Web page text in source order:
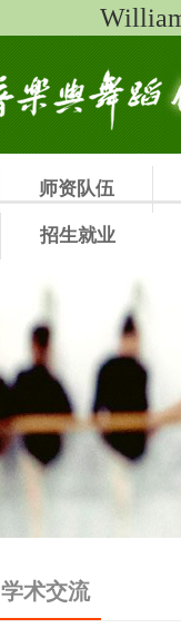
师资队伍
招生就业
学术交流